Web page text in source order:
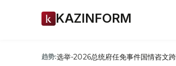
KAZINFORM
趋势:选举-2026总统府任免事件国情咨文